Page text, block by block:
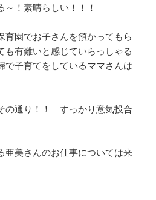
！素晴らしい！！！
育園でお子さんを預かってもら
も有難いと感じていらっしゃる
で子育てをしているママさんは
の通り！！ すっかり意気投合
亜美さんのお仕事については来